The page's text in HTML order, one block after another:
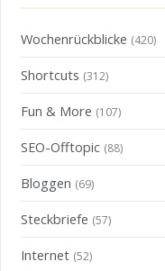
Wochenrückblicke (420)
Shortcuts (312)
Fun & More (107)
SEO-Offtopic (88)
Bloggen (69)
Steckbriefe (57)
Internet (52)